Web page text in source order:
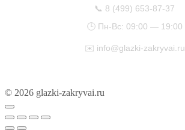
📞 8 (499) 653-87-37
🕒 Пн-Вс: 09:00 — 19:00
✉️ info@glazki-zakryvai.ru
© 2026 glazki-zakryvai.ru